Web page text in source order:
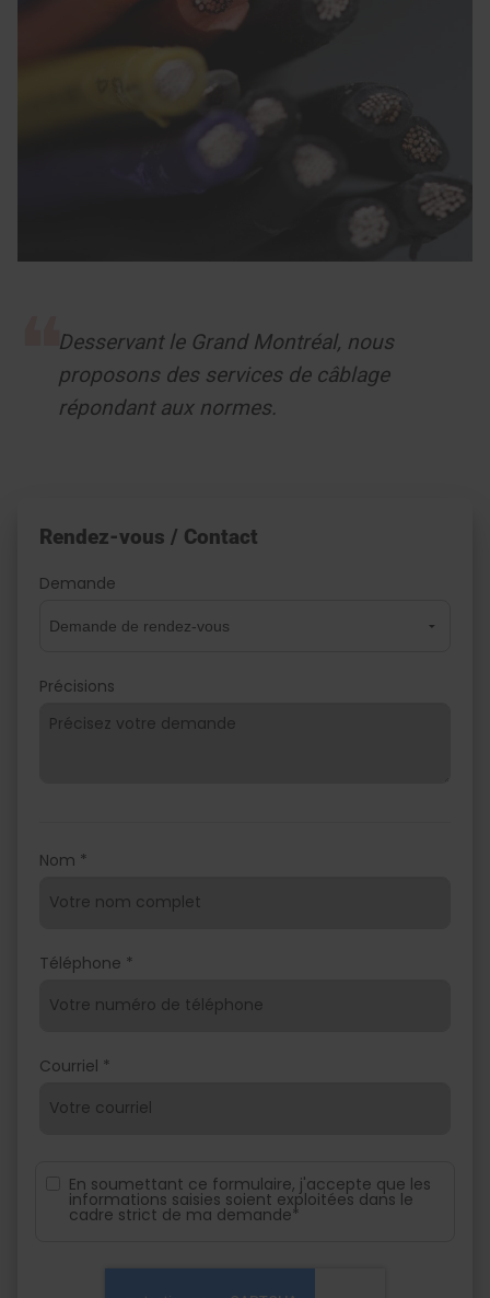
Desservant le Grand Montréal, nous
proposons des services de câblage
répondant aux normes.
Rendez-vous / Contact
Demande
Précisions
Nom *
Téléphone *
Courriel *
En soumettant ce formulaire, j'accepte que les
informations saisies soient exploitées dans le
cadre strict de ma demande*